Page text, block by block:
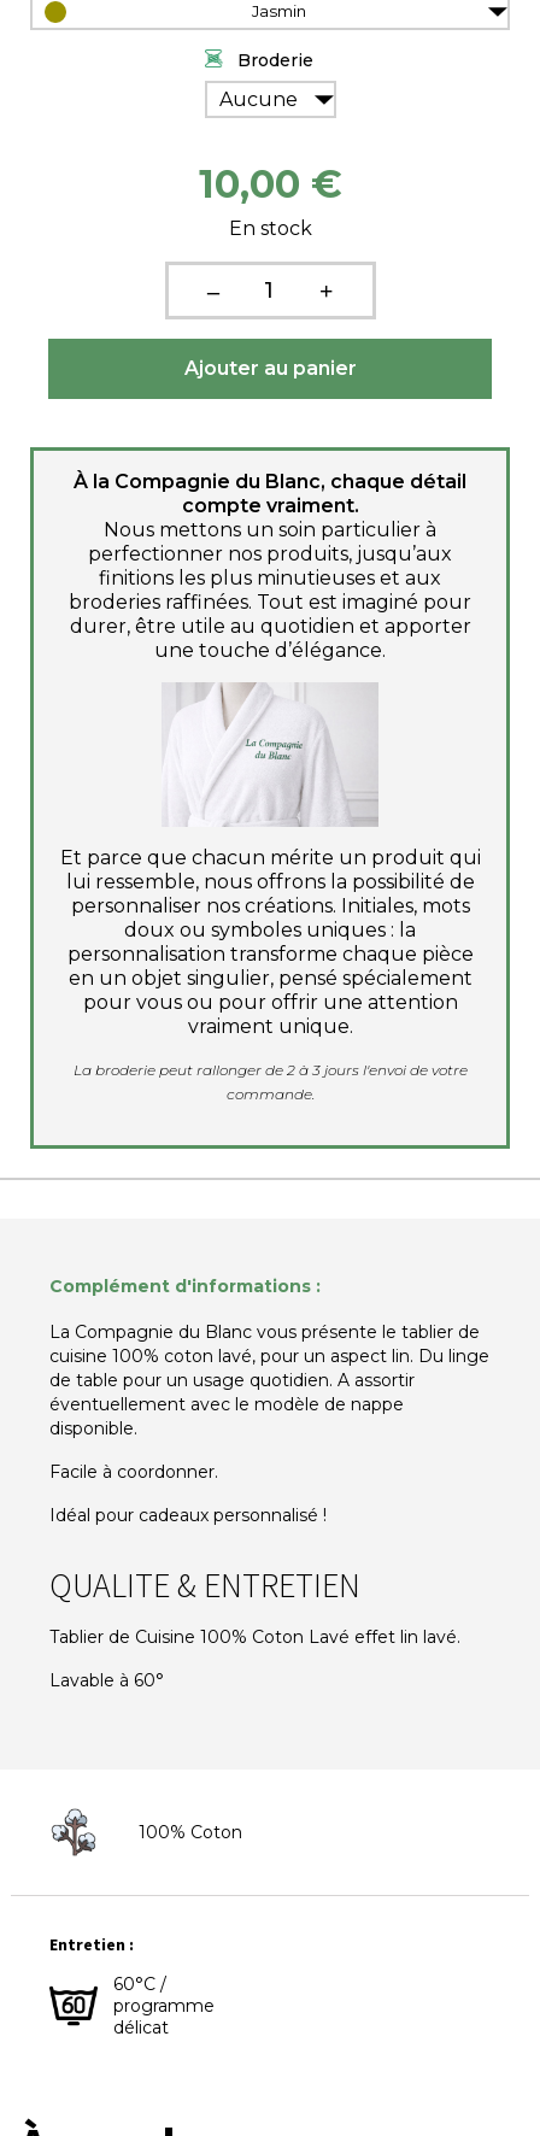
Jasmin
Broderie
Aucune
10,00 €
En stock
À la Compagnie du Blanc, chaque détail
compte vraiment.
Nous mettons un soin particulier à
perfectionner nos produits, jusqu’aux
finitions les plus minutieuses et aux
broderies raffinées. Tout est imaginé pour
durer, être utile au quotidien et apporter
une touche d’élégance.
Et parce que chacun mérite un produit qui
lui ressemble, nous offrons la possibilité de
personnaliser nos créations. Initiales, mots
doux ou symboles uniques : la
personnalisation transforme chaque pièce
en un objet singulier, pensé spécialement
pour vous ou pour offrir une attention
vraiment unique.
La broderie peut rallonger de 2 à 3 jours l'envoi de votre
commande.
Complément d'informations :
La Compagnie du Blanc vous présente le tablier de
cuisine 100% coton lavé, pour un aspect lin. Du linge
de table pour un usage quotidien. A assortir
éventuellement avec le modèle de nappe
disponible.
Facile à coordonner.
Idéal pour cadeaux personnalisé !
QUALITE & ENTRETIEN
Tablier de Cuisine 100% Coton Lavé effet lin lavé.
Lavable à 60°
100% Coton
Entretien :
60°C /
programme
délicat